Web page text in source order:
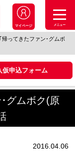
マイページ メニュー
ってきたファン･グムボ
仮申込フォーム
グムボク(原
2016.04.06